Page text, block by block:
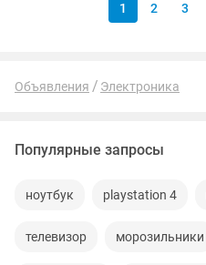
1 2 3
Объявления Электроника
Популярные запросы
ноутбук playstation 4
телевизор морозильники